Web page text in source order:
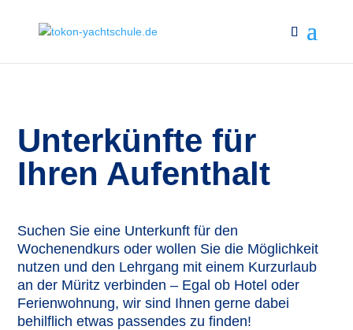
Unterkünfte für
Ihren Aufenthalt
Suchen Sie eine Unterkunft für den
Wochenendkurs oder wollen Sie die Möglichkeit
nutzen und den Lehrgang mit einem Kurzurlaub
an der Müritz verbinden – Egal ob Hotel oder
Ferienwohnung, wir sind Ihnen gerne dabei
behilflich etwas passendes zu finden!